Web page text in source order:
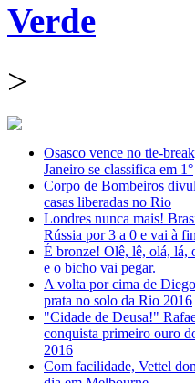
Verde
>
Osasco vence no tie-
Janeiro se classifica em 1°
Corpo de Bombeiros
casas liberadas no Rio
Londres nunca mais!
Rússia por 3 a 0 e vai à
É bronze! Olê, lê, olá, lá,
e o bicho vai pegar.
A volta por cima de
prata no solo da Rio 2016
"Cidade de Deusa!"
conquista primeiro ouro
2016
Com facilidade, Vettel